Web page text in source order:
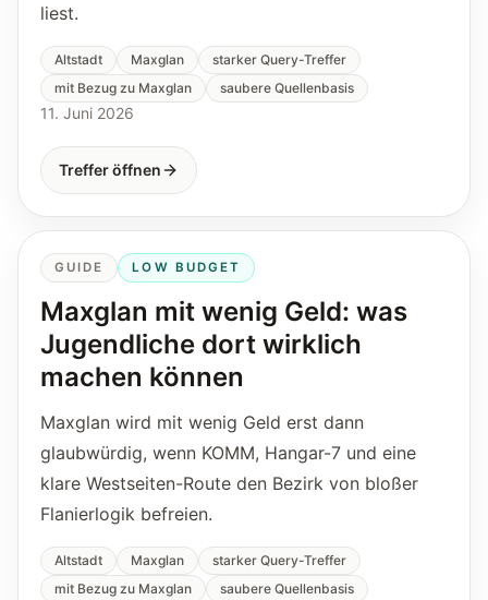
liest.
Altstadt Maxglan
starker Query-Treffer
mit Bezug zu Maxglan
saubere Quellenbasis
11. Juni 2026
Treffer öffnen
GUIDE LOW BUDGET
Maxglan mit wenig Geld: was
Jugendliche dort wirklich
machen können
Maxglan wird mit wenig Geld erst dann
glaubwürdig, wenn KOMM, Hangar-7 und eine
klare Westseiten-Route den Bezirk von bloßer
Flanierlogik befreien.
Altstadt Maxglan
starker Query-Treffer
mit Bezug zu Maxglan
saubere Quellenbasis